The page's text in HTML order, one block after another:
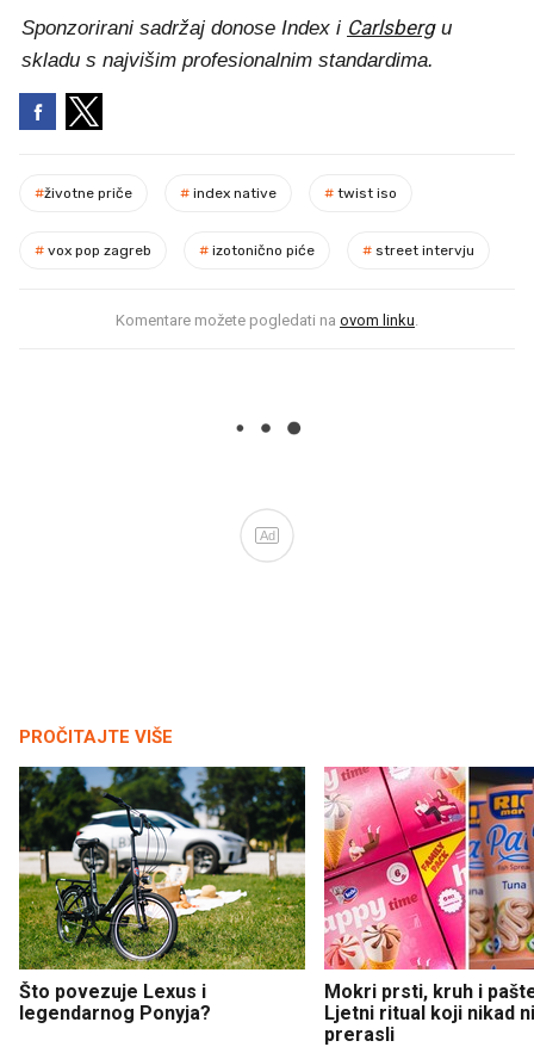
Sponzorirani sadržaj donose Index i Carlsbergu
skladu s najvišim profesionalnim standardima.
#životne priče # index native # twist iso
# vox pop zagreb # izotonično piće # street intervju
Komentare možete pogledati na ovom linku.
Ad
PROČITAJTE VIŠE
Što povezuje Lexus i
legendarnog Ponyja?
Mokri prsti, kruh i
Ljetni ritual koji nikad
prerasli